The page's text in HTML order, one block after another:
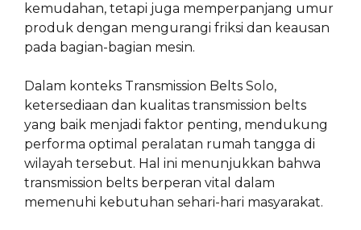
kemudahan, tetapi juga memperpanjang umur
produk dengan mengurangi friksi dan keausan
pada bagian-bagian mesin.
Dalam konteks Transmission Belts Solo,
ketersediaan dan kualitas transmission belts
yang baik menjadi faktor penting, mendukung
performa optimal peralatan rumah tangga di
wilayah tersebut. Hal ini menunjukkan bahwa
transmission belts berperan vital dalam
memenuhi kebutuhan sehari-hari masyarakat.